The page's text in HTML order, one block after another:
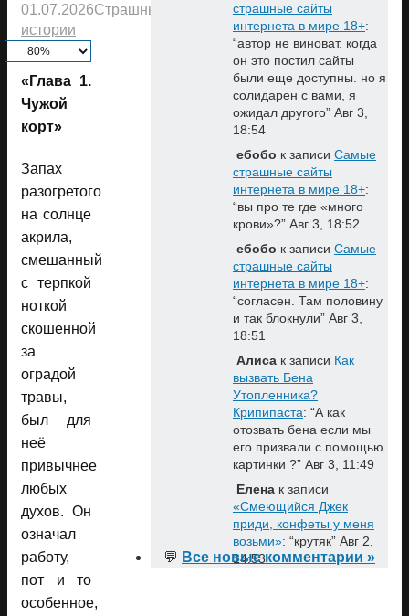
01.07.2026Страшные
истории
«Глава 1.
Чужой
корт»
Запах
разогретого
на солнце
акрила,
смешанный
с терпкой
ноткой
скошенной
за
оградой
травы,
был для
неё
привычнее
любых
духов. Он
означал
работу,
пот и то
особенное,
страшные сайты
интернета в мире 18+:
“автор не виноват. когда
он это постил сайты
были еще доступны. но я
солидарен с вами, я
ожидал другого” Авг 3,
18:54
ебобо к записи Самые
страшные сайты
интернета в мире 18+:
“вы про те где «много
крови»?” Авг 3, 18:52
ебобо к записи Самые
страшные сайты
интернета в мире 18+:
“согласен. Там половину
и так блокнули” Авг 3,
18:51
Алиса к записи Как
вызвать Бена
Утопленника?
Крипипаста: “А как
отозвать бена если мы
его призвали с помощью
картинки ?” Авг 3, 11:49
Елена к записи
«Смеющийся Джек
приди, конфеты у меня
возьми»: “крутяк” Авг 2,
14:53
💬 Все новые комментарии »